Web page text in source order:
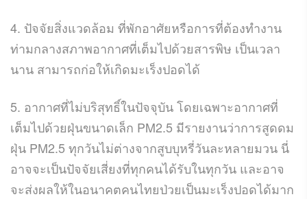
4. ปัจจัยสิ่งแวดล้อม ที่พักอาศัยหรือการที่ต้องทำงาน
ท่ามกลางสภาพอากาศที่เต็มไปด้วยสารพิษ เป็นเวลา
นาน สามารถก่อให้เกิดมะเร็งปอดได้
5. อากาศที่ไม่บริสุทธิ์ในปัจจุบัน โดยเฉพาะอากาศที่
เต็มไปด้วยฝุ่นขนาดเล็ก PM2.5 มีรายงานว่าการสูดดม
ฝุ่น PM2.5 ทุกวันไม่ต่างจากสูบบุหรี่วันละหลายมวน นี่
อาจจะเป็นปัจจัยเสี่ยงที่ทุกคนได้รับในทุกวัน และอาจ
จะส่งผลให้ในอนาคตคนไทยป่วยเป็นมะเร็งปอดได้มาก